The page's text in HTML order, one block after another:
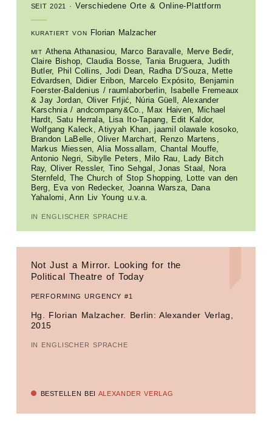
SEIT 2021 Verschiedene Orte & Online-Plattform
KURATIERT VON Florian Malzacher
MIT Athena Athanasiou, Marco Baravalle, Merve Bedir,
Claire Bishop, Claudia Bosse, Tania Bruguera, Judith
Butler, Phil Collins, Jodi Dean, Radha D’Souza, Mette
Edvardsen, Didier Eribon, Marcelo Expósito, Benjamin
Foerster-Baldenius / raumlaborberlin, Isabelle Fremeaux
& Jay Jordan, Oliver Frljić, Núria Güell, Alexander
Karschnia / andcompany&Co., Max Haiven, Michael
Hardt, Satu Herrala, Lisa Ito-Tapang, Edit Kaldor,
Wolfgang Kaleck, Atiyyah Khan, jaamil olawale kosoko,
Brandon LaBelle, Oliver Marchart, Renzo Martens,
Markus Miessen, Alia Mossallam, Chantal Mouffe,
Antonio Negri, Sibylle Peters, Milo Rau, Lady Bitch
Ray, Oliver Ressler, Tino Sehgal, Jonas Staal, Nora
Sternfeld, The Church of Stop Shopping, Lotte van den
Berg, Eva von Redecker, Joanna Warsza, Dana
Yahalomi, Ann Liv Young u.v.a.
IN ENGLISCHER SPRACHE
PERFORMING URGENCY #1
Not Just a Mirror. Looking for the
Political Theatre of Today
Hg. Florian Malzacher. Berlin: Alexander Verlag,
2015
IN ENGLISCHER SPRACHE
BESTELLEN BEI ALEXANDER VERLAG